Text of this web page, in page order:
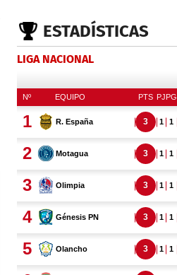
ESTADÍSTICAS
LIGA NACIONAL